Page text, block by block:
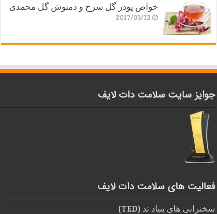
خواص پودر گل سرخ و دمنوش گل محمدی
2017/03/12
جوایز سایت سلامت دات لایف
فعالیت های سلامت دات لایف
سخنرانی های بنیاد تد (TED)